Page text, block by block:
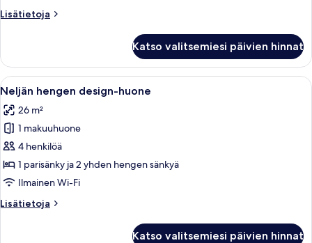
Lisätietoja
Lisätietoja
design-
huone
Katso valitsemiesi päivien hinnat
Avaa
kaikki
huonetyypin
Neljän
hengen
design-
huone
Hotellihuone, jossa on kaksi
12
Neljän hengen design-huone
26 m²
1 makuuhuone
4 henkilöä
1 parisänky ja 2 yhden hengen sänkyä
Ilmainen Wi-Fi
Lisätietoja
Lisätietoja
Katso valitsemiesi päivien hinnat